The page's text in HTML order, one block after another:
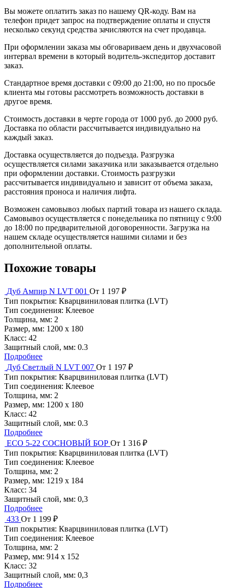
Вы можете оплатить заказ по нашему QR-коду. Вам на
телефон придет запрос на подтверждение оплаты и спустя
несколько секунд средства зачисляются на счет продавца.
При оформлении заказа мы обговариваем день и двухчасовой
интервал времени в который водитель-экспедитор доставит
заказ.
Стандартное время доставки с 09:00 до 21:00, но по просьбе
клиента мы готовы рассмотреть возможность доставки в
другое время.
Стоимость доставки в черте города от 1000 руб. до 2000 руб.
Доставка по области рассчитывается индивидуально на
каждый заказ.
Доставка осуществляется до подъезда. Разгрузка
осуществляется силами заказчика или заказывается отдельно
при оформлении доставки. Стоимость разгрузки
рассчитывается индивидуально и зависит от объема заказа,
расстояния проноса и наличия лифта.
Возможен самовывоз любых партий товара из нашего склада.
Самовывоз осуществляется с понедельника по пятницу с 9:00
до 18:00 по предварительной договоренности. Загрузка на
нашем складе осуществляется нашими силами и без
дополнительной оплаты.
Похожие товары
Дуб Ампир N LVT 001 От 1 197 ₽
Тип покрытия: Кварцвиниловая плитка (LVT)
Тип соединения: Клеевое
Толщина, мм: 2
Размер, мм: 1200 х 180
Класс: 42
Защитный слой, мм: 0.3
Подробнее
Дуб Светлый N LVT 007 От 1 197 ₽
Тип покрытия: Кварцвиниловая плитка (LVT)
Тип соединения: Клеевое
Толщина, мм: 2
Размер, мм: 1200 х 180
Класс: 42
Защитный слой, мм: 0.3
Подробнее
ЕСО 5-22 СОСНОВЫЙ БОР От 1 316 ₽
Тип покрытия: Кварцвиниловая плитка (LVT)
Тип соединения: Клеевое
Толщина, мм: 2
Размер, мм: 1219 x 184
Класс: 34
Защитный слой, мм: 0,3
Подробнее
433 От 1 199 ₽
Тип покрытия: Кварцвиниловая плитка (LVT)
Тип соединения: Клеевое
Толщина, мм: 2
Размер, мм: 914 х 152
Класс: 32
Защитный слой, мм: 0,3
Подробнее